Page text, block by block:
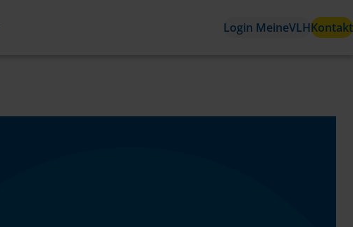
Login MeineVLHKontakt